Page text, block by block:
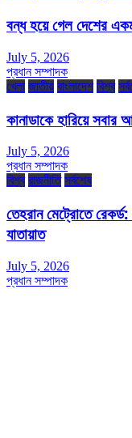
বন্ধ হয়ে গেল দেশের
July 5, 2026
প্রধান সম্পাদক
খেলা জাতীয় বাংলাদেশ বিশ্ব
কানাডাকে হারিয়ে সবার
July 5, 2026
প্রধান সম্পাদক
বিশ্ব রাজনীতি সর্বশেষ
তেহরান মেট্রোতে রেকর্ড:
যাতায়াত
July 5, 2026
প্রধান সম্পাদক